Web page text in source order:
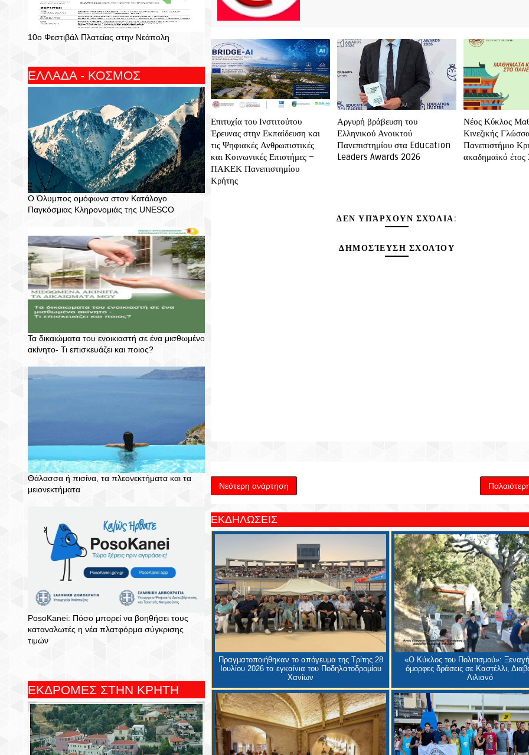
10ο Φεστιβάλ Πλατείας στην Νεάπολη
ΕΛΛΑΔΑ - ΚΟΣΜΟΣ
Ο Όλυμπος ομόφωνα στον Κατάλογο
Παγκόσμιας Κληρονομιάς της UNESCO
Τα δικαιώματα του ενοικιαστή σε ένα μισθωμένο
ακίνητο- Τι επισκευάζει και ποιος?
Θάλασσα ή πισίνα, τα πλεονεκτήματα και τα
μειονεκτήματα
PosoKanei: Πόσο μπορεί να βοηθήσει τους
καταναλωτές η νέα πλατφόρμα σύγκρισης
τιμών
ΕΚΔΡΟΜΕΣ ΣΤΗΝ ΚΡΗΤΗ
Επιτυχία του Ινστιτούτου
Έρευνας στην Εκπαίδευση και
τις Ψηφιακές Ανθρωπιστικές
και Κοινωνικές Επιστήμες –
ΠΑΚΕΚ Πανεπιστημίου
Κρήτης
Αργυρή βράβευση του
Ελληνικού Ανοικτού
Πανεπιστημίου στα Education
Leaders Awards 2026
Νέος Κύκλος
Κινεζικής
Πανεπιστήμιο
ακαδημαϊκό
ΔΕΝ ΥΠΆΡΧΟΥΝ ΣΧΌΛΙΑ:
ΔΗΜΟΣΊΕΥΣΗ ΣΧΟΛΊΟΥ
Νεότερη ανάρτηση
ΕΚΔΗΛΩΣΕΙΣ
Πραγματοποιήθηκαν το απόγευμα της Τρίτης 28
Ιουλίου 2026 τα εγκαίνια του Ποδηλατοδρομίου
Χανίων
«Ο Κύκλος του Πολιτισμού»:
όμορφες δράσεις σε Καστέλλι,
Λιλιανό